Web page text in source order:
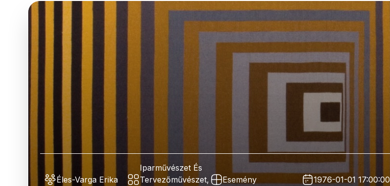
Éles-Varga Erika
Iparművészet És
Tervezőművészet,
Esemény 1976-01-01 17:00:00